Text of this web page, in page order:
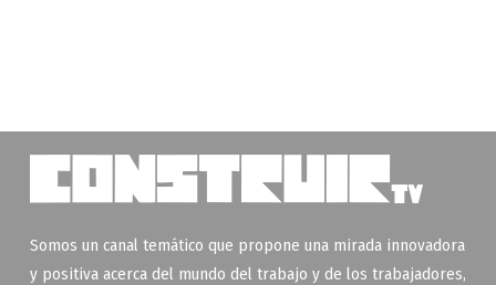
Somos un canal temático que propone una mirada innovadora
y positiva acerca del mundo del trabajo y de los trabajadores,